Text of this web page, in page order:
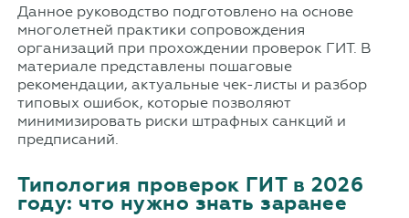
Данное руководство подготовлено на основе
многолетней практики сопровождения
организаций при прохождении проверок ГИТ. В
материале представлены пошаговые
рекомендации, актуальные чек-листы и разбор
типовых ошибок, которые позволяют
минимизировать риски штрафных санкций и
предписаний.
Типология проверок ГИТ в 2026
году: что нужно знать заранее